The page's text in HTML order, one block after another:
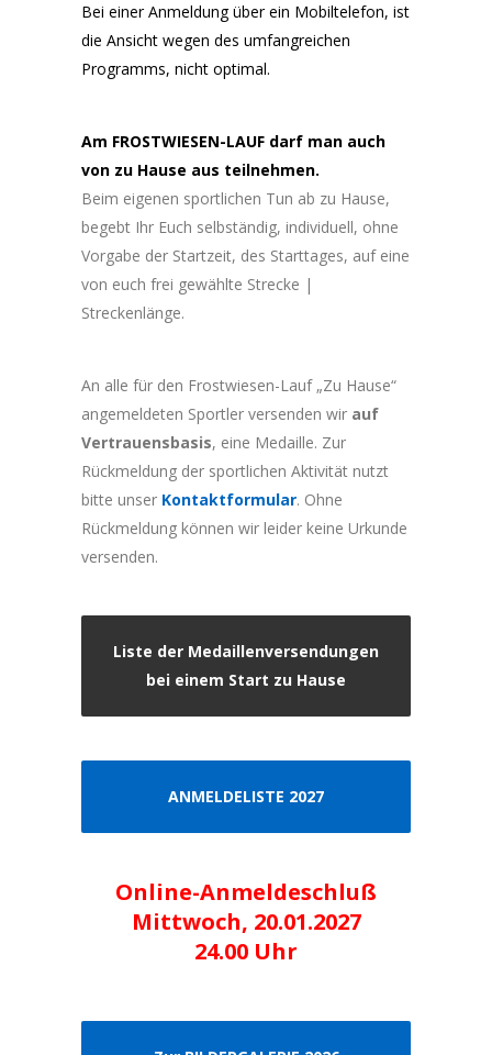
Bei einer Anmeldung über ein Mobiltelefon, ist
die Ansicht wegen des umfangreichen
Programms, nicht optimal.
Am FROSTWIESEN-LAUF darf man auch
von zu Hause aus teilnehmen.
Beim eigenen sportlichen Tun ab zu Hause,
begebt Ihr Euch selbständig, individuell, ohne
Vorgabe der Startzeit, des Starttages, auf eine
von euch frei gewählte Strecke |
Streckenlänge.
An alle für den Frostwiesen-Lauf „Zu Hause“
angemeldeten Sportler versenden wir auf
Vertrauensbasis, eine Medaille. Zur
Rückmeldung der sportlichen Aktivität nutzt
bitte unser Kontaktformular. Ohne
Rückmeldung können wir leider keine Urkunde
versenden.
Liste der Medaillenversendungen
bei einem Start zu Hause
ANMELDELISTE 2027
Online-Anmeldeschluß
Mittwoch, 20.01.2027
24.00 Uhr